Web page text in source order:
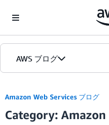
AWS ブログ
カテゴリ
Amazon Web Services ブログ
Category: Amazon